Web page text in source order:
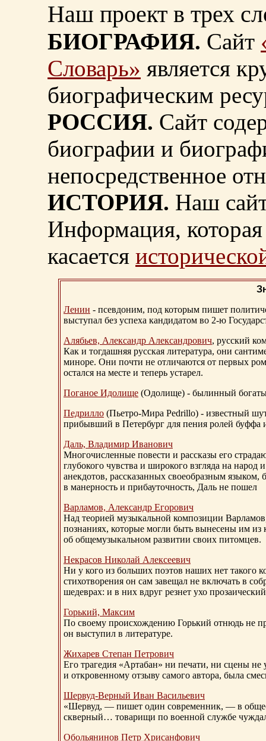
Наш проект в трех
БИОГРАФИЯ. Сайт
Словарь» является
биографическим
РОССИЯ. Сайт
биографии и
непосредственное
ИСТОРИЯ. Наш
Информация, которая
касается
Ленин - псевдоним, под которым пишет
выступал без успеха кандидатом во 2-ю
Алябьев, Александр Александрович, русский
Как и тогдашняя русская литература, они
миноре. Они почти не отличаются от первых
остался на месте и теперь устарел.
Поганое Идолище (Одолище) - былинный
Педрилло (Пьетро-Мира Pedrillo) - известный
прибывший в Петербург для пения ролей буффа
Даль, Владимир Иванович
Многочисленные повести и рассказы его
глубокого чувства и широкого взгляда на
анекдотов, рассказанных своеобразным
в манерность и прибауточность, Даль не пошел
Варламов, Александр Егорович
Над теорией музыкальной композиции
познаниях, которые могли быть вынесены им из
об общемузыкальном развитии своих питомцев.
Некрасов Николай Алексеевич
Ни у кого из больших поэтов наших нет такого
стихотворения он сам завещал не включать в
шедеврах: и в них вдруг резнет ухо
Горький, Максим
По своему происхождению Горький отнюдь не
он выступил в литературе.
Жихарев Степан Петрович
Его трагедия «Артабан» ни печати, ни сцены
и откровенному отзыву самого автора, была
Шервуд-Верный Иван Васильевич
«Шервуд, — пишет один современник, — в
скверный… товарищи по военной службе
Обольянинов Петр Хрисанфович